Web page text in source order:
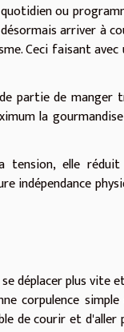
ou
arriver à
Ceci faisant avec
partie de manger
la
tension, elle réduit
indépendance
déplacer plus vite
corpulence
de courir et d'aller